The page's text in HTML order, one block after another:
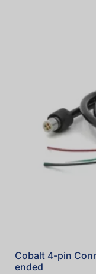
Cobalt 4-pin
ended